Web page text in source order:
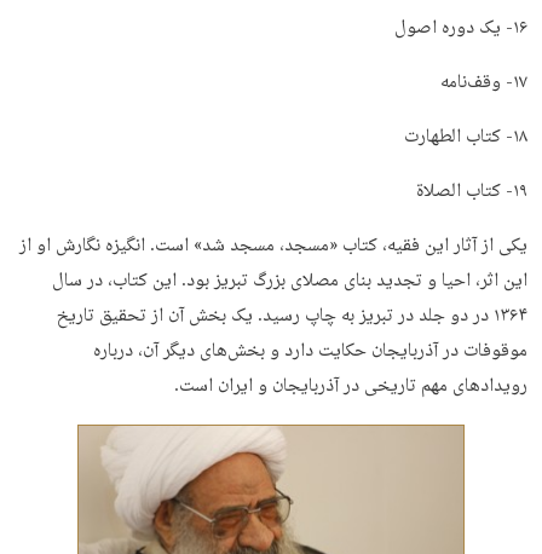
۱۶- یک دوره اصول
۱۷- وقف‌نامه
۱۸- کتاب الطهارت
۱۹- کتاب الصلاة
یکی از آثار این فقیه، کتاب «مسجد، مسجد شد» است. انگیزه نگارش او از
این اثر، احیا و تجدید بنای مصلای بزرگ تبریز بود. این کتاب، در سال
۱۳۶۴ در دو جلد در تبریز به چاپ رسید. یک بخش آن از تحقیق تاریخ
موقوفات در آذربایجان حکایت دارد و بخش‌های دیگر آن، درباره
رویدادهای مهم تاریخی در آذربایجان و ایران است.